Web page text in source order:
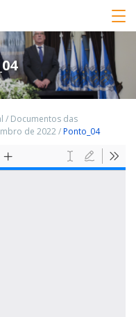
/ Documentos das
de 2022/Ponto_04